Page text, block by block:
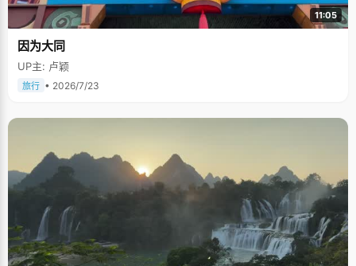
11:05
因为大同
UP主: 卢颖
旅行 • 2026/7/23